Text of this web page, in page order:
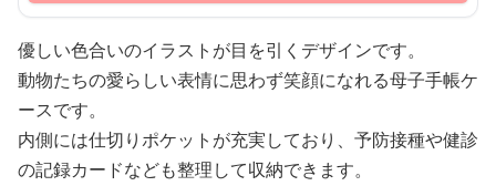
優しい色合いのイラストが目を引くデザインです。
動物たちの愛らしい表情に思わず笑顔になれる母子手帳ケ
ースです。
内側には仕切りポケットが充実しており、予防接種や健診
の記録カードなども整理して収納できます。